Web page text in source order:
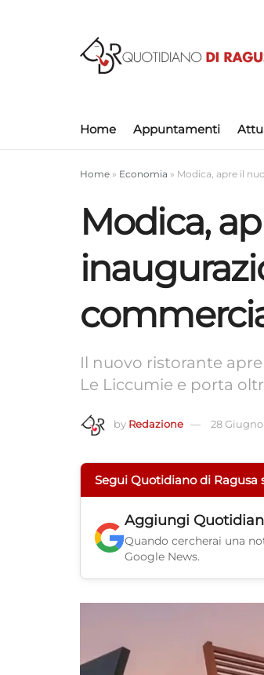
Home Appuntamenti
Home » Economia » Modica, apre il
Modica,
Il nuovo ristorante
Le Liccumie e porta
by Redazione 28
Segui Quotidiano di Ragusa
Aggiungi
Quando cercherai una
Google News.